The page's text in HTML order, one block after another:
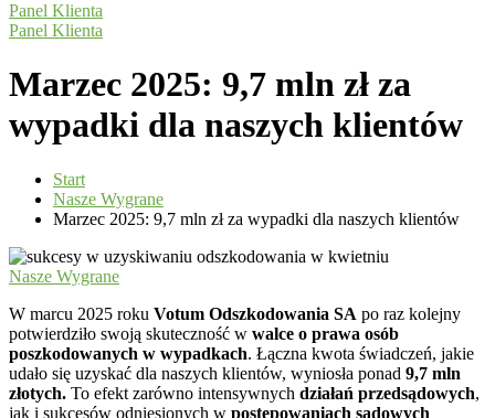
Panel Klienta
Panel Klienta
Marzec 2025: 9,7 mln zł za
wypadki dla naszych klientów
Start
Nasze Wygrane
Marzec 2025: 9,7 mln zł za wypadki dla naszych klientów
Nasze Wygrane
W marcu 2025 roku Votum Odszkodowania SA po raz kolejny
potwierdziło swoją skuteczność w walce o prawa osób
poszkodowanych w wypadkach. Łączna kwota świadczeń, jakie
udało się uzyskać dla naszych klientów, wyniosła ponad 9,7 mln
złotych. To efekt zarówno intensywnych działań przedsądowych,
jak i sukcesów odniesionych w postępowaniach sądowych